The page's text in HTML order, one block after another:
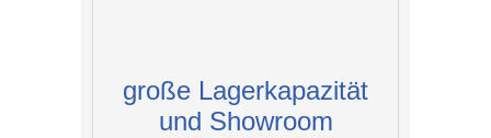
große Lagerkapazität
und Showroom